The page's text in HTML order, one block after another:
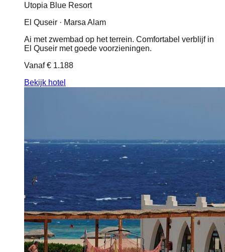
Utopia Blue Resort
El Quseir · Marsa Alam
Ai met zwembad op het terrein. Comfortabel verblijf in
El Quseir met goede voorzieningen.
Vanaf€ 1.188
Bekijk hotel